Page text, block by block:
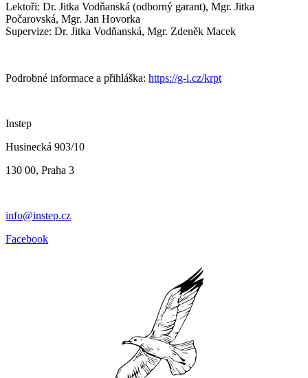
Lektoři: Dr. Jitka Vodňanská (odborný garant), Mgr. Jitka
Počarovská, Mgr. Jan Hovorka
Supervize: Dr. Jitka Vodňanská, Mgr. Zdeněk Macek
Podrobné informace a přihláška: https://g-i.cz/krpt
Instep
Husinecká 903/10
130 00, Praha 3
info@instep.cz
Facebook